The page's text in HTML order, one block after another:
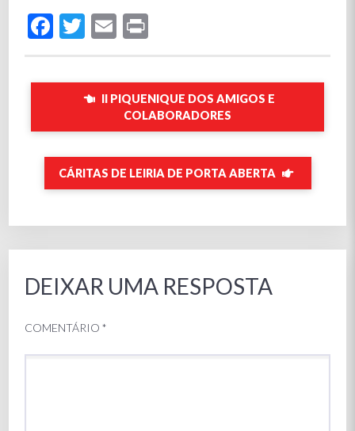
Facebook
Twitter
Email
II PIQUENIQUE DOS AMIGOS E
COLABORADORES
CÁRITAS DE LEIRIA DE PORTA ABERTA
DEIXAR UMA RESPOSTA
COMENTÁRIO*